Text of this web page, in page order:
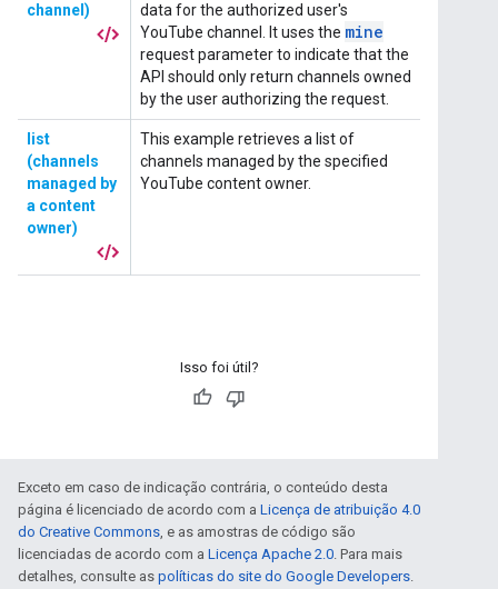
Isso foi útil?
Exceto em caso de indicação contrária, o conteúdo desta
página é licenciado de acordo com a Licença de atribuição 4.0
do Creative Commons, e as amostras de código são
licenciadas de acordo com a Licença Apache 2.0. Para mais
detalhes, consulte as políticas do site do Google Developers.